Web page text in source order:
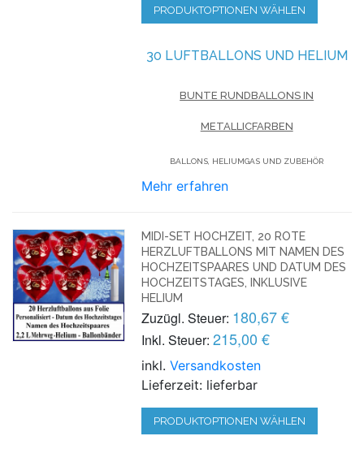
PRODUKTOPTIONEN WÄHLEN
30 LUFTBALLONS UND HELIUM
BUNTE RUNDBALLONS IN
METALLICFARBEN
BALLONS, HELIUMGAS UND ZUBEHÖR
Mehr erfahren
MIDI-SET HOCHZEIT, 20 ROTE
HERZLUFTBALLONS MIT NAMEN DES
HOCHZEITSPAARES UND DATUM DES
HOCHZEITSTAGES, INKLUSIVE
HELIUM
Zuzügl. Steuer: 180,67 €
Inkl. Steuer: 215,00 €
inkl.Versandkosten
Lieferzeit: lieferbar
PRODUKTOPTIONEN WÄHLEN